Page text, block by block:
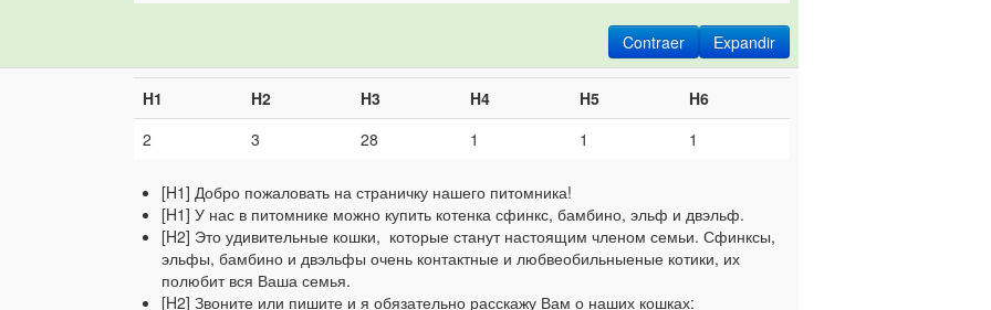
Expandir
Contraer
H1 H2 H3 H4 H5
H6
2
3 28 1 1 1
[H1] Добро пожаловать на страничку нашего питомника!
[H1] У нас в питомнике можно купить котенка сфинкс, бамбино, эльф и двэльф.
[H2] Это удивительные кошки, которые станут настоящим членом семьи. Сфинксы,
эльфы, бамбино и двэльфы очень контактные и любвеобильныеные котики, их
полюбит вся Ваша семья.
[H2] Звоните или пишите и я обязательно расскажу Вам о наших кошках: